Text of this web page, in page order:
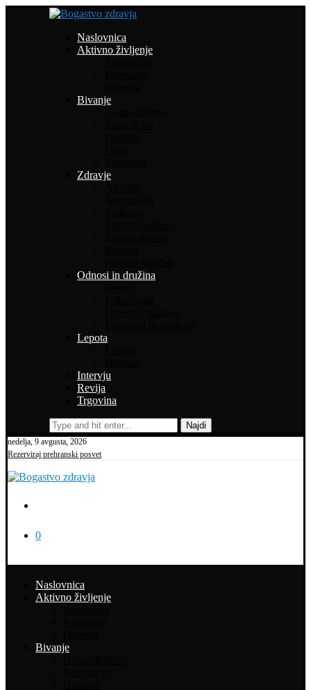
Naslovnica
Aktivno življenje
Bivanje
Zdravje
Odnosi in družina
Lepota
Intervju
Revija
Trgovina
Najdi
nedelja, 9 avgusta, 2026
Rezerviraj prehranski posvet
0
Naslovnica
Aktivno življenje
Bivanje